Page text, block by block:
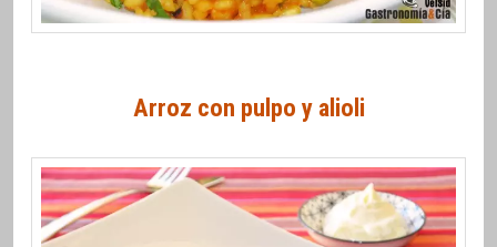
Arroz con pulpo y alioli